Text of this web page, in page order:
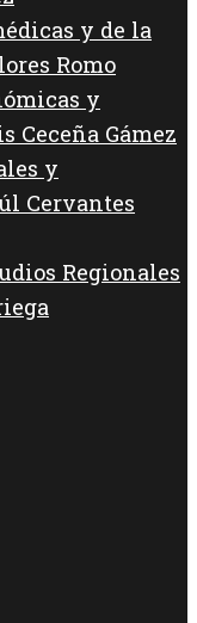
y de la
Romo
y
Ceceña Gámez
y
Cervantes
Regionales